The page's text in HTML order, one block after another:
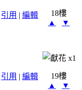
引用 | 編輯
18樓
▲
▼
x1
引用 | 編輯
19樓
▲
▼